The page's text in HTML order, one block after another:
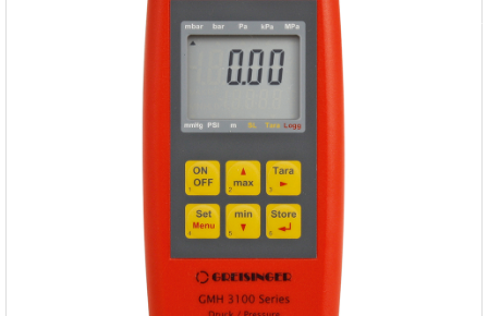
CIRRUS Research
DA METER®
e-Plus Innovation